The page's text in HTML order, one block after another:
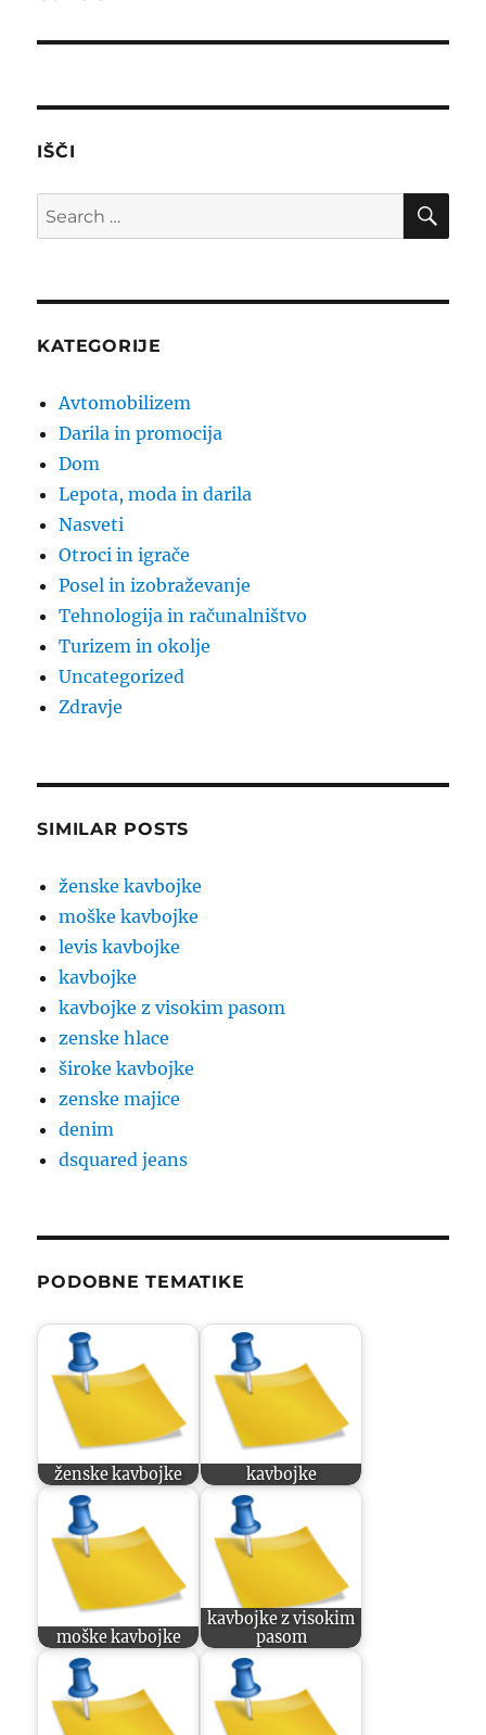
IŠČI
Search
for:
KATEGORIJE
Avtomobilizem
Darila in promocija
Dom
Lepota, moda in darila
Nasveti
Otroci in igrače
Posel in izobraževanje
Tehnologija in računalništvo
Turizem in okolje
Uncategorized
Zdravje
SIMILAR POSTS
ženske kavbojke
moške kavbojke
levis kavbojke
kavbojke
kavbojke z visokim pasom
zenske hlace
široke kavbojke
zenske majice
denim
dsquared jeans
PODOBNE TEMATIKE
ženske kavbojke kavbojke
moške kavbojke
kavbojke z visokim
pasom